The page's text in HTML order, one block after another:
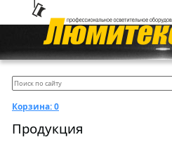
Корзина:0
Продукция